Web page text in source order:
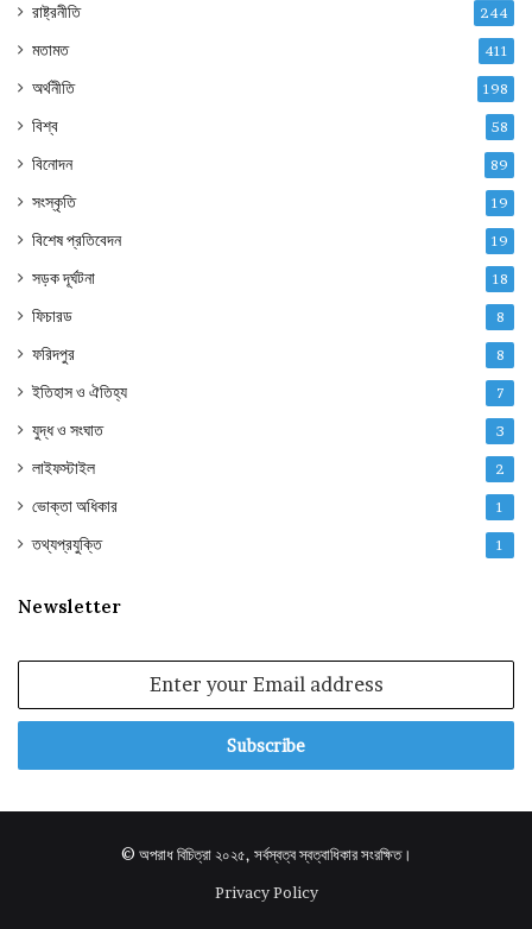
রাষ্ট্রনীতি 244
মতামত 411
অর্থনীতি 198
বিশ্ব 58
বিনোদন 89
সংস্কৃতি 19
বিশেষ প্রতিবেদন 19
সড়ক দূর্ঘটনা 18
ফিচারড 8
ফরিদপুর 8
ইতিহাস ও ঐতিহ্য 7
যুদ্ধ ও সংঘাত 3
লাইফস্টাইল 2
ভোক্তা অধিকার 1
তথ্যপ্রযুক্তি 1
Newsletter
Email
© অপরাধ বিচিত্রা ২০২৫, সর্বস্বত্ব স্বত্বাধিকার সংরক্ষিত।
Privacy Policy